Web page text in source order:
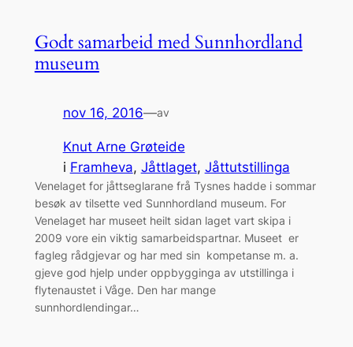
Godt samarbeid med Sunnhordland
museum
nov 16, 2016—av
Knut Arne Grøteide
i Framheva, Jåttlaget, Jåttutstillinga
Venelaget for jåttseglarane frå Tysnes hadde i sommar
besøk av tilsette ved Sunnhordland museum. For
Venelaget har museet heilt sidan laget vart skipa i
2009 vore ein viktig samarbeidspartnar. Museet er
fagleg rådgjevar og har med sin kompetanse m. a.
gjeve god hjelp under oppbygginga av utstillinga i
flytenaustet i Våge. Den har mange
sunnhordlendingar…